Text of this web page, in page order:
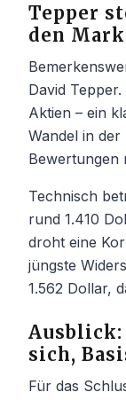
Tepper
den
David
Aktien – ein
Wandel in
Bewertungen
Technisch
rund 1.410
droht eine
jüngste
1.562 Dollar,
Ausblick:
sich,
Für das